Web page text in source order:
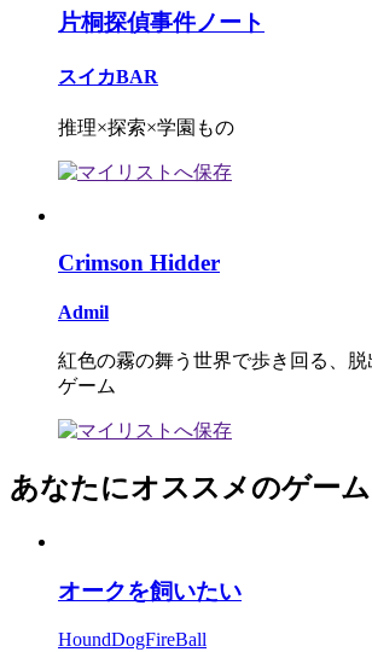
片桐探偵事件ノート
スイカBAR
推理×探索×学園もの
Crimson Hidder
Admil
紅色の霧の舞う世界で歩き回る、
ゲーム
あなたにオススメのゲーム
オークを飼いたい
HoundDogFireBall